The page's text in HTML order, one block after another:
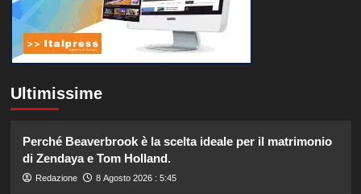
Ultimissime
Perché Beaverbrook è la scelta ideale per il matrimonio
di Zendaya e Tom Holland.
Redazione 8 Agosto 2026 : 5:45